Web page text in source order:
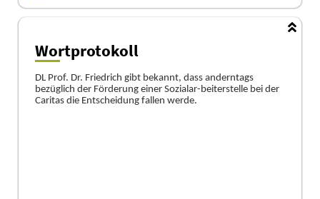
Wortprotokoll
DL Prof. Dr. Friedrich gibt bekannt, dass anderntags
bezüglich der Förderung einer Sozialar-beiterstelle bei der
Caritas die Entscheidung fallen werde.